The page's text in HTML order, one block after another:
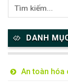
DANH
An toàn hóa